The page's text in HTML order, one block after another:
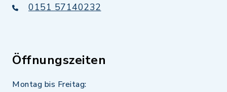
0151 57140232
Öffnungszeiten
Montag bis Freitag: